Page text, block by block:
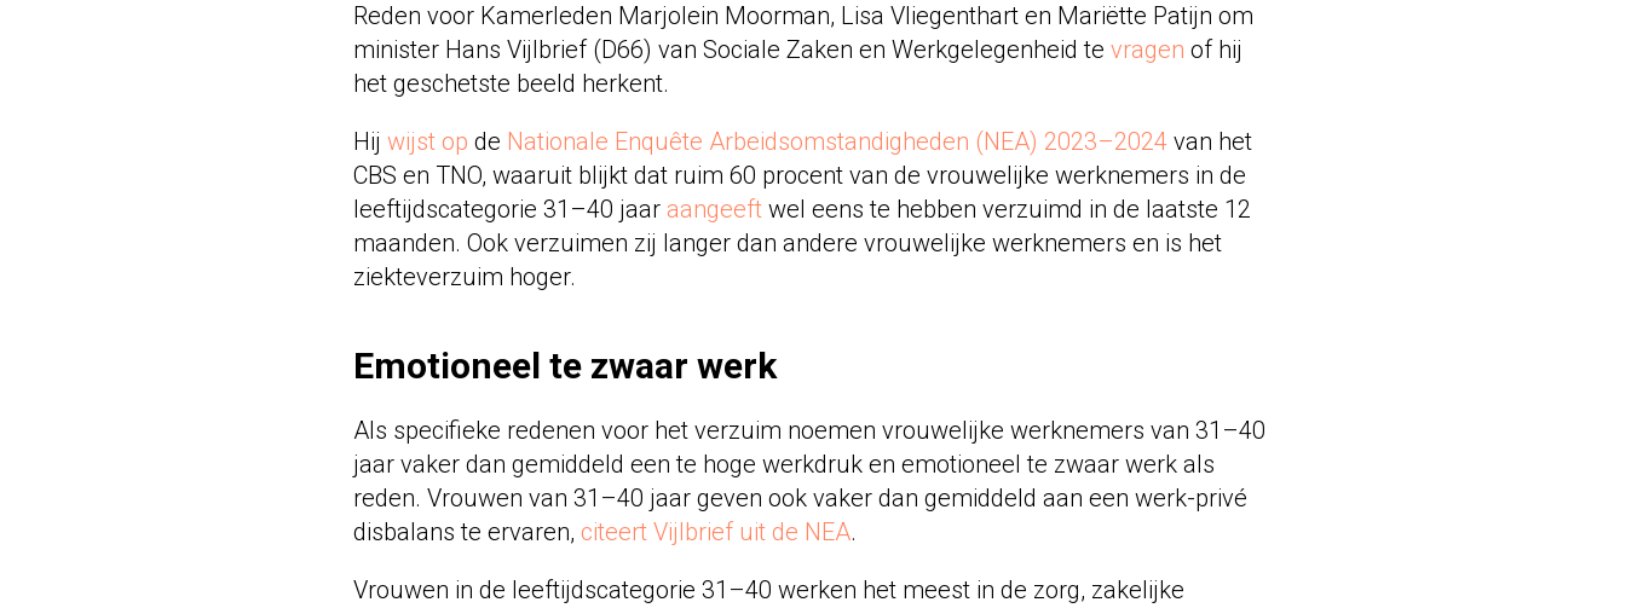
Reden voor Kamerleden Marjolein Moorman, Lisa Vliegenthart en Mariëtte Patijn om
minister Hans Vijlbrief (D66) van Sociale Zaken en Werkgelegenheid te vragen of hij
het geschetste beeld herkent.
Hij wijst op de Nationale Enquête Arbeidsomstandigheden (NEA) 2023–2024 van het
CBS en TNO, waaruit blijkt dat ruim 60 procent van de vrouwelijke werknemers in de
leeftijdscategorie 31–40 jaar aangeeft wel eens te hebben verzuimd in de laatste 12
maanden. Ook verzuimen zij langer dan andere vrouwelijke werknemers en is het
ziekteverzuim hoger.
Emotioneel te zwaar werk
Als specifieke redenen voor het verzuim noemen vrouwelijke werknemers van 31–40
jaar vaker dan gemiddeld een te hoge werkdruk en emotioneel te zwaar werk als
reden. Vrouwen van 31–40 jaar geven ook vaker dan gemiddeld aan een werk-privé
disbalans te ervaren, citeert Vijlbrief uit de NEA.
Vrouwen in de leeftijdscategorie 31–40 werken het meest in de zorg, zakelijke